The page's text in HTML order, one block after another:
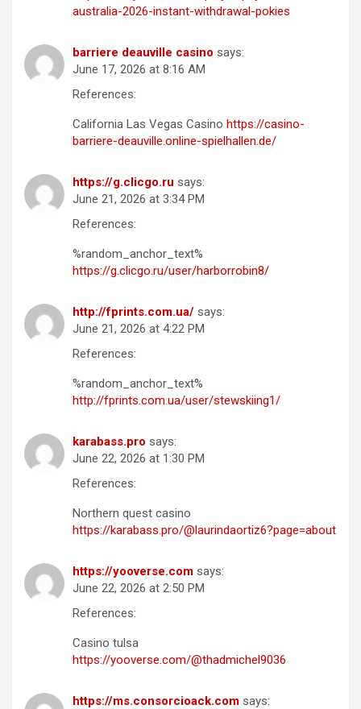
australia-2026-instant-withdrawal-pokies
barriere deauville casino says:
June 17, 2026 at 8:16 AM
References:
California Las Vegas Casino https://casino-
barriere-deauville.online-spielhallen.de/
https://g.clicgo.ru says:
June 21, 2026 at 3:34 PM
References:
%random_anchor_text%
https://g.clicgo.ru/user/harborrobin8/
http://fprints.com.ua/ says:
June 21, 2026 at 4:22 PM
References:
%random_anchor_text%
http://fprints.com.ua/user/stewskiing1/
karabass.pro says:
June 22, 2026 at 1:30 PM
References:
Northern quest casino
https://karabass.pro/@laurindaortiz6?page=about
https://yooverse.com says:
June 22, 2026 at 2:50 PM
References:
Casino tulsa
https://yooverse.com/@thadmichel9036
https://ms.consorcioack.com says: